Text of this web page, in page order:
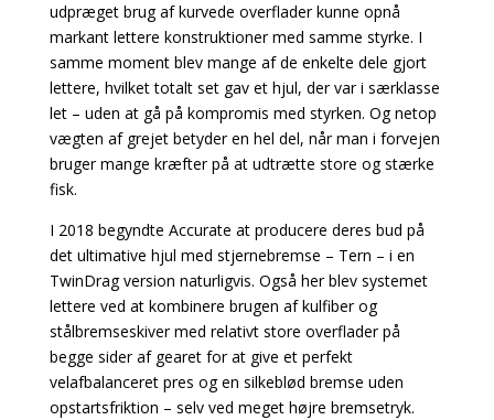
udpræget brug af kurvede overflader kunne opnå
markant lettere konstruktioner med samme styrke. I
samme moment blev mange af de enkelte dele gjort
lettere, hvilket totalt set gav et hjul, der var i særklasse
let – uden at gå på kompromis med styrken. Og netop
vægten af grejet betyder en hel del, når man i forvejen
bruger mange kræfter på at udtrætte store og stærke
fisk.
I 2018 begyndte Accurate at producere deres bud på
det ultimative hjul med stjernebremse – Tern – i en
TwinDrag version naturligvis. Også her blev systemet
lettere ved at kombinere brugen af kulfiber og
stålbremseskiver med relativt store overflader på
begge sider af gearet for at give et perfekt
velafbalanceret pres og en silkeblød bremse uden
opstartsfriktion – selv ved meget højre bremsetryk.